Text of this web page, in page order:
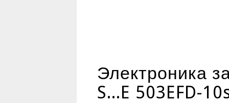
Электроника
S...E 503EFD-